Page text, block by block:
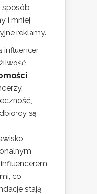
sposób
i mniej
reklamy.
influencer
są
co
stają